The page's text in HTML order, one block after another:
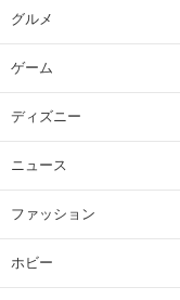
グルメ
ゲーム
ディズニー
ニュース
ファッション
ホビー